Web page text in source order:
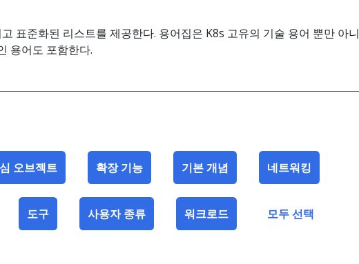
표준화된 리스트를 제공한다. 용어집은 K8s 고유의 기술 용어 뿐만 아니
용어도 포함한다.
오브젝트 확장 기능 기본 개념 네트워킹
도구 사용자 종류 워크로드 모두 선택